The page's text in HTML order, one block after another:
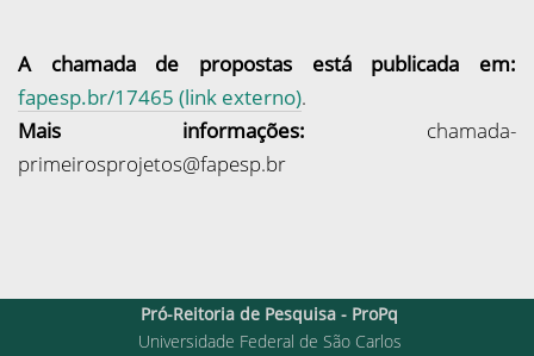
A chamada de propostas está publicada em:
fapesp.br/17465 (link externo).
Mais informações: chamada-
primeirosprojetos@fapesp.br
Pró-Reitoria de Pesquisa - ProPq
Universidade Federal de São Carlos